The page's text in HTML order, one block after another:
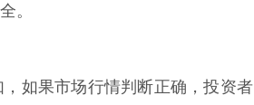
。
如果市场行情判断正确，投资者